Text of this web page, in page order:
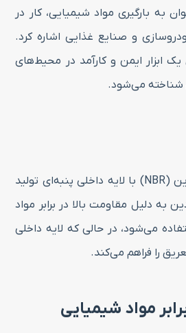
به بارگیری مواد شیمیایی، کار در
و صنایع غذایی اشاره کرد.
ابزار ایمن و کارآمد در محیط‌های
شناخته می‌شود.
این کالا با نیتریل بوتادین (NBR) با لایه داخلی پنبه‌ای تولید
به دلیل مقاومت بالا در برابر مواد
می‌شود، در حالی که لایه داخلی
را فراهم می‌کند.
مواد شیمیایی